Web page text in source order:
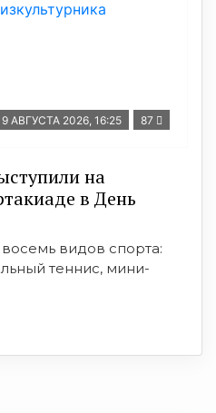
9 АВГУСТА 2026, 16:25 87
на
в День
видов спорта:
теннис, мини-